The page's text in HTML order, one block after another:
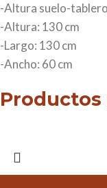
-Altura suelo-
-Altura: 130 cm
-Largo: 130 cm
-Ancho: 60 cm
Productos